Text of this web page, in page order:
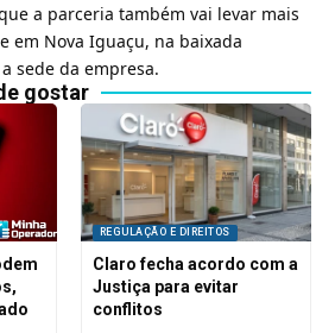
a parceria também vai levar mais
em Nova Iguaçu, na baixada
sede da empresa.
gostar
REGULAÇÃO E DIREITOS
Claro fecha acordo com a
Justiça para evitar
conflitos